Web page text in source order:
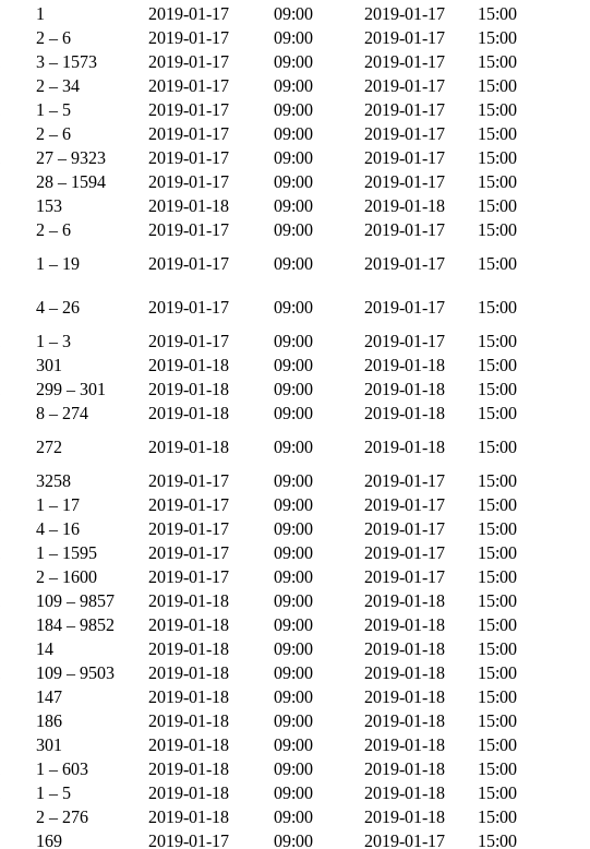
1 2019-01-17 09:00 2019-01-17
15:00
2 – 6 2019-01-17 09:00 2019-01-17
15:00
3 – 1573 2019-01-17 09:00 2019-01-17
15:00
2 – 34 2019-01-17 09:00 2019-01-17
15:00
1 – 5 2019-01-17 09:00 2019-01-17
15:00
2 – 6 2019-01-17 09:00 2019-01-17
15:00
27 – 9323 2019-01-17 09:00 2019-01-17
15:00
28 – 1594 2019-01-17 09:00 2019-01-17
15:00
153 2019-01-18 09:00 2019-01-18
15:00
2 – 6 2019-01-17 09:00 2019-01-17
15:00
1 – 19 2019-01-17 09:00 2019-01-17 15:00
4 – 26 2019-01-17 09:00 2019-01-17
15:00
1 – 3 2019-01-17 09:00 2019-01-17
15:00
301 2019-01-18 09:00 2019-01-18
15:00
299 – 301 2019-01-18 09:00 2019-01-18
15:00
8 – 274 2019-01-18 09:00 2019-01-18
15:00
272 2019-01-18 09:00 2019-01-18
15:00
3258 2019-01-17 09:00 2019-01-17
15:00
1 – 17 2019-01-17 09:00 2019-01-17
15:00
4 – 16 2019-01-17 09:00 2019-01-17
15:00
1 – 1595 2019-01-17 09:00 2019-01-17
15:00
2 – 1600 2019-01-17 09:00 2019-01-17
15:00
109 – 9857 2019-01-18 09:00 2019-01-18
15:00
184 – 9852 2019-01-18 09:00 2019-01-18
15:00
14 2019-01-18 09:00 2019-01-18
15:00
109 – 9503 2019-01-18 09:00 2019-01-18
15:00
147 2019-01-18 09:00 2019-01-18
15:00
186 2019-01-18 09:00 2019-01-18
15:00
301 2019-01-18 09:00 2019-01-18
15:00
1 – 603 2019-01-18 09:00 2019-01-18
15:00
1 – 5 2019-01-18 09:00 2019-01-18
15:00
2 – 276 2019-01-18 09:00 2019-01-18
15:00
169 2019-01-17 09:00 2019-01-17 15:00